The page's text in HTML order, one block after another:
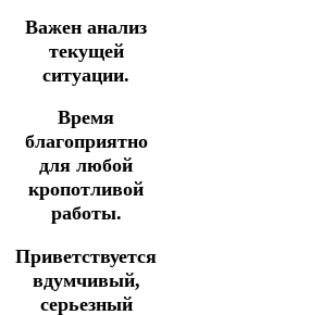
Важен анализ
текущей
ситуации.
Время
благоприятно
для любой
кропотливой
работы.
Приветствуется
вдумчивый,
серьезный